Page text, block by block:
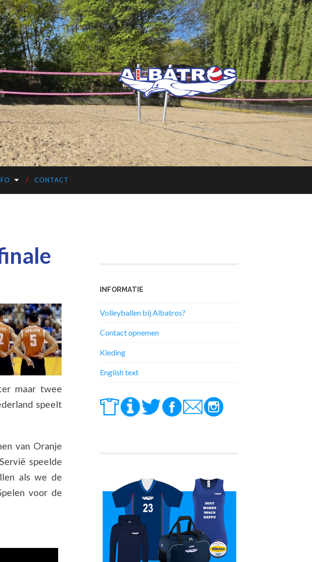
CONTACT
maar twee
speelt
van Oranje
speelde
als we de
voor de
INFORMATIE
Volleyballen bij Albatros?
Contact opnemen
Kleding
English text